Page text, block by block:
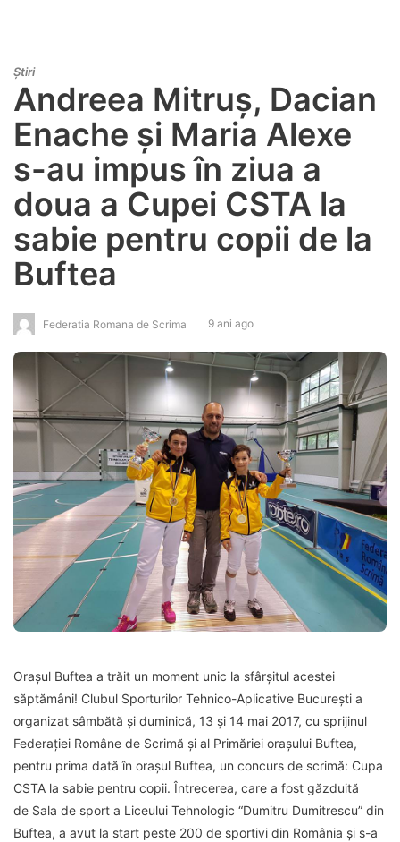
Știri
Andreea Mitruș, Dacian
Enache și Maria Alexe
s-au impus în ziua a
doua a Cupei CSTA la
sabie pentru copii de la
Buftea
Federatia Romana de Scrima 9 ani ago
Orașul Buftea a trăit un moment unic la sfârșitul acestei
săptămâni! Clubul Sporturilor Tehnico-Aplicative București a
organizat sâmbătă și duminică, 13 și 14 mai 2017, cu sprijinul
Federației Române de Scrimă și al Primăriei orașului Buftea,
pentru prima dată în orașul Buftea, un concurs de scrimă: Cupa
CSTA la sabie pentru copii. Întrecerea, care a fost găzduită
de Sala de sport a Liceului Tehnologic “Dumitru Dumitrescu” din
Buftea, a avut la start peste 200 de sportivi din România și s-a